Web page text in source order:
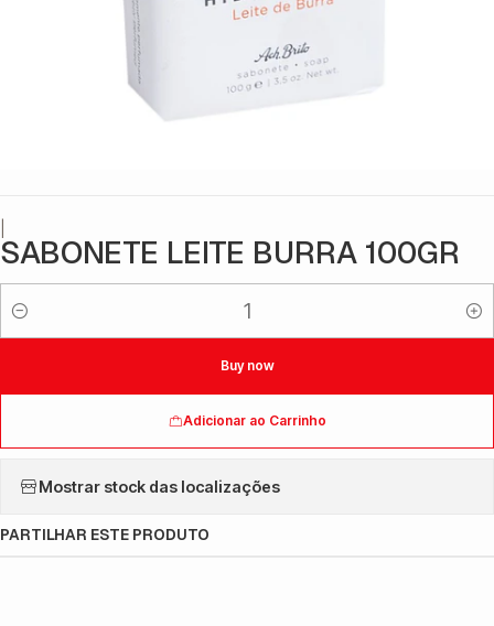
SABONETE LEITE BURRA 100GR
Quantidade
Adicionar ao Carrinho
Buy now
Mostrar stock das localizações
PARTILHAR ESTE PRODUTO